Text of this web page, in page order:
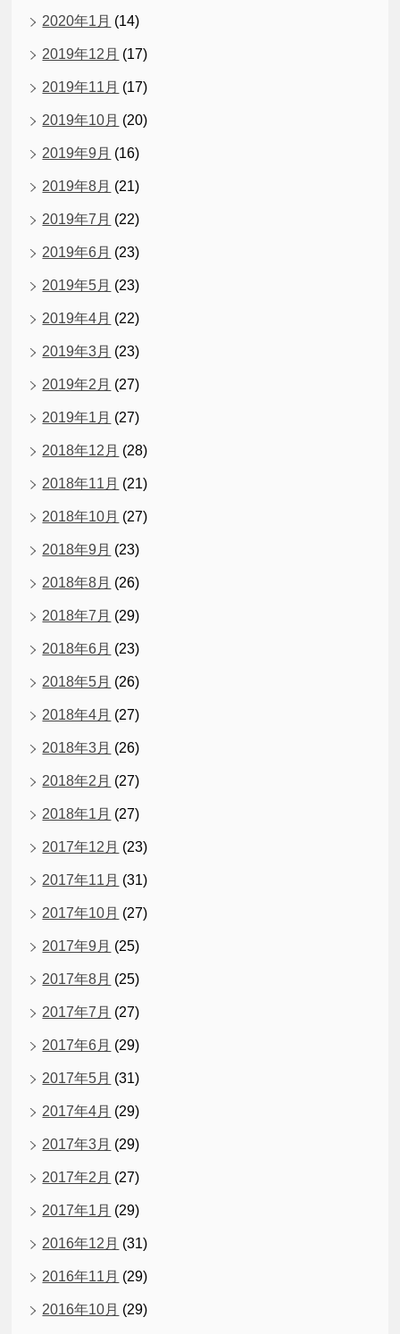
2020年1月 (14)
2019年12月 (17)
2019年11月 (17)
2019年10月 (20)
2019年9月 (16)
2019年8月 (21)
2019年7月 (22)
2019年6月 (23)
2019年5月 (23)
2019年4月 (22)
2019年3月 (23)
2019年2月 (27)
2019年1月 (27)
2018年12月 (28)
2018年11月 (21)
2018年10月 (27)
2018年9月 (23)
2018年8月 (26)
2018年7月 (29)
2018年6月 (23)
2018年5月 (26)
2018年4月 (27)
2018年3月 (26)
2018年2月 (27)
2018年1月 (27)
2017年12月 (23)
2017年11月 (31)
2017年10月 (27)
2017年9月 (25)
2017年8月 (25)
2017年7月 (27)
2017年6月 (29)
2017年5月 (31)
2017年4月 (29)
2017年3月 (29)
2017年2月 (27)
2017年1月 (29)
2016年12月 (31)
2016年11月 (29)
2016年10月 (29)